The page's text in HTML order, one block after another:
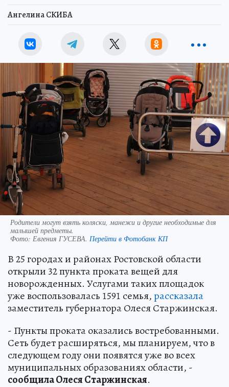
Ангелина СКИБА
Родители могут взять коляски, манежи и другие необходимые для
малышей предметы.
Фото: Евгения ГУСЕВА. Перейти в Фотобанк КП
В 25 городах и районах Ростовской области
открыли 32 пункта проката вещей для
новорожденных. Услугами таких площадок
уже воспользовалась 1591 семья,рассказала
заместитель губернатора Олеся Старжинская.
- Пункты проката оказались востребованными.
Сеть будет расширяться, мы планируем, что в
следующем году они появятся уже во всех
муниципальных образованиях области, -
сообщила Олеся Старжинская.